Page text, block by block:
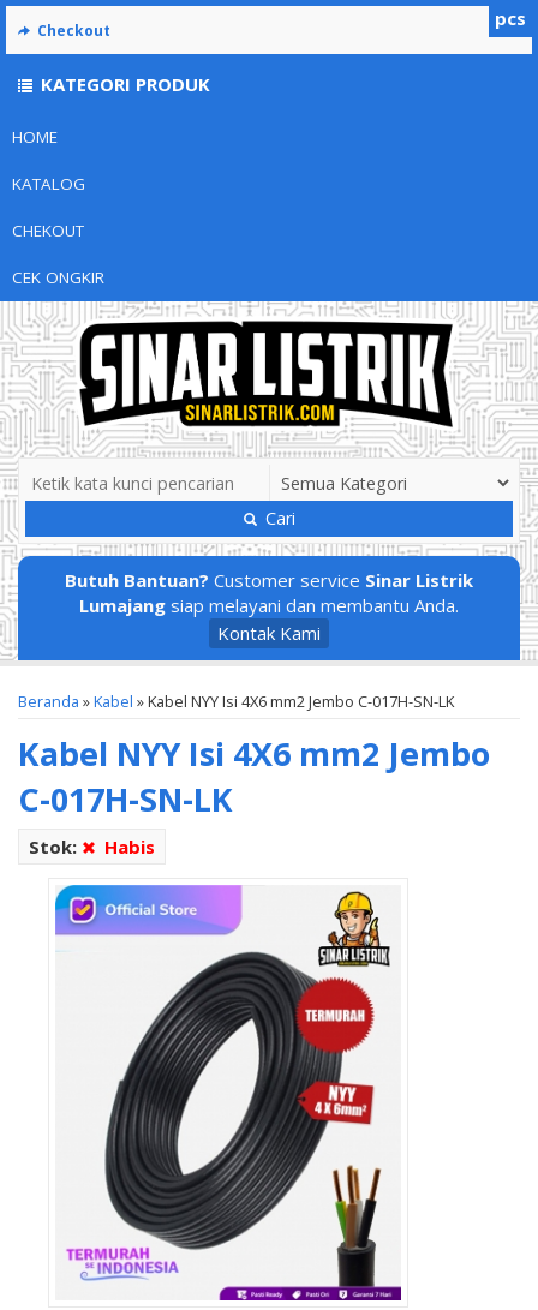
HOME
KATALOG
CHEKOUT
CEK ONGKIR
Cari
Butuh Bantuan? Customer service Sinar Listrik
Lumajang siap melayani dan membantu Anda.
Kontak Kami
Beranda »Kabel »Kabel NYY Isi 4X6 mm2 Jembo C-017H-SN-LK
Kabel NYY Isi 4X6 mm2 Jembo
C-017H-SN-LK
Stok: Habis
pcs
Checkout
KATEGORI PRODUK